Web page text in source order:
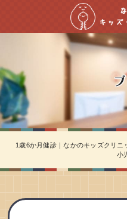
1歳6か月健診｜なかのキッズクリニ
小